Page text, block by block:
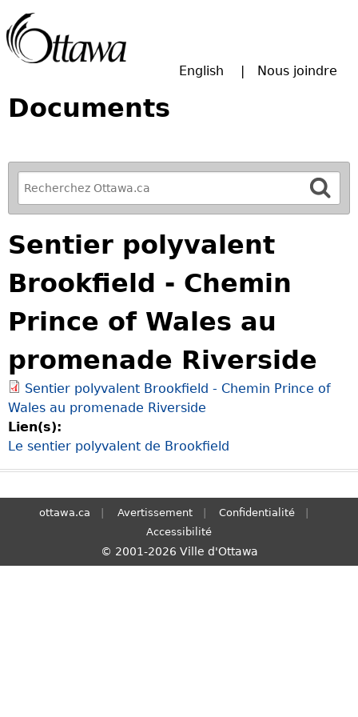
English Nous joindre
Documents
R
e
f
i
n
e
y
o
r
S
e
a
r
c
h
Sentier polyvalent
Brookfield - Chemin
Prince of Wales au
promenade Riverside
Sentier polyvalent Brookfield - Chemin Prince of
Wales au promenade Riverside
Lien(s):
Le sentier polyvalent de Brookfield
ottawa.ca Avertissement
Confidentialité
Accessibilité
© 2001-2026 Ville d'Ottawa